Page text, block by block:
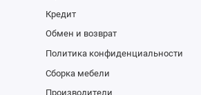
Кредит
Обмен и возврат
Политика конфиденциальности
Сборка мебели
Производители